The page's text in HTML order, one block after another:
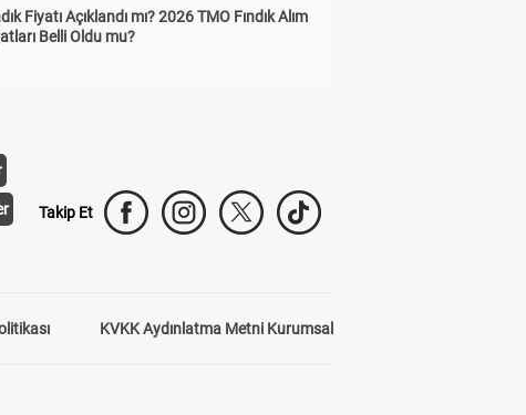
Fiyatı Açıklandı mı? 2026 TMO Fındık Alım
Belli Oldu mu?
Takip Et
KVKK Aydınlatma Metni Kurumsal